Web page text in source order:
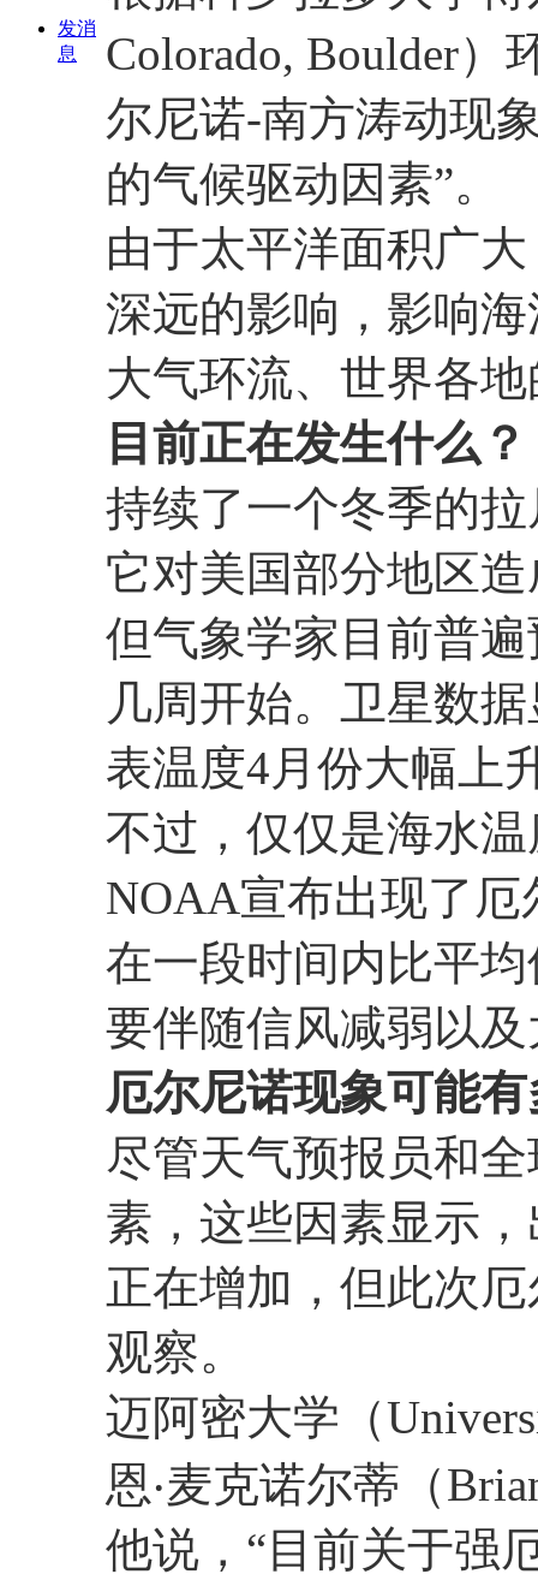
发消
息
Colorado, Boulder
尔尼诺-南方涛动现
的气候驱动因素”。
由于太平洋面积广
深远的影响，影响
大气环流、世界各
目前正在发生什么？
持续了一个冬季的
它对美国部分地区
但气象学家目前普
几周开始。卫星数
表温度4月份大幅上
不过，仅仅是海水
NOAA宣布出现了
在一段时间内比平
要伴随信风减弱以
厄尔尼诺现象可能
尽管天气预报员和
素，这些因素显示
正在增加，但此次
观察。
迈阿密大学（
恩‧麦克诺尔蒂（
他说，“目前关于强